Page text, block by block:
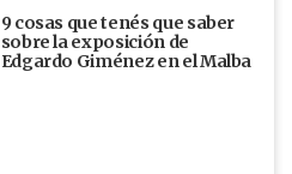
9 cosas que tenés que saber
sobre la exposición de
Edgardo Giménez en el Malba